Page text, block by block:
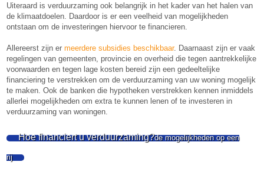
Uiteraard is verduurzaming ook belangrijk in het kader van het halen van
de klimaatdoelen. Daardoor is er een veelheid van mogelijkheden
ontstaan om de investeringen hiervoor te financieren.
Allereerst zijn ermeerdere subsidies beschikbaar. Daarnaast zijn er vaak
regelingen van gemeenten, provincie en overheid die tegen aantrekkelijke
voorwaarden en tegen lage kosten bereid zijn een gedeeltelijke
financiering te verstrekken om de verduurzaming van uw woning mogelijk
te maken. Ook de banken die hypotheken verstrekken kennen inmiddels
allerlei mogelijkheden om extra te kunnen lenen of te investeren in
verduurzaming van woningen.
Hoe financiert u verduurzaming?de mogelijkheden op een
rij